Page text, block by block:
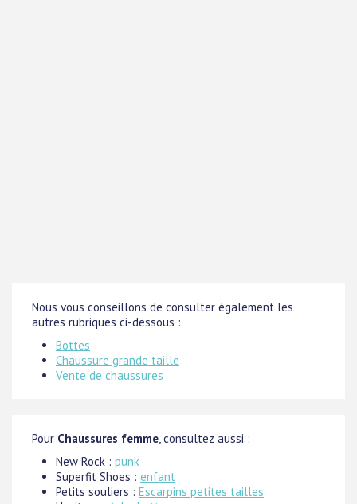
Nous vous conseillons de consulter également les
autres rubriques ci-dessous :
Bottes
Chaussure grande taille
Vente de chaussures
Pour Chaussures femme, consultez aussi :
New Rock : punk
Superfit Shoes : enfant
Petits souliers : Escarpins petites tailles